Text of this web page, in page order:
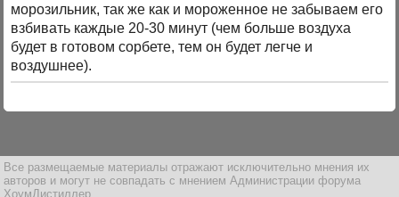
морозильник, так же как и мороженное не забываем его
взбивать каждые 20-30 минут (чем больше воздуха
будет в готовом сорбете, тем он будет легче и
воздушнее).
Все размещаемые материалы отражают исключительно мнения их
авторов и могут не совпадать с мнением Администрации форума
ХоумДистиллер.